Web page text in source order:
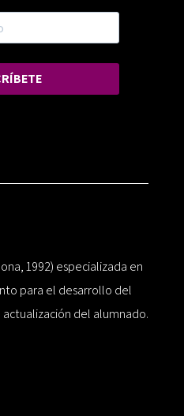
1992) especializada en
para el desarrollo del
del alumnado.